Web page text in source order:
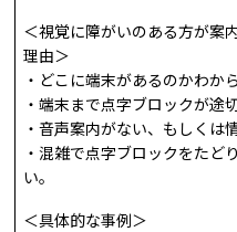
＜視覚に障がいのある方が案
理由＞
・どこに端末があるのかわか
・端末まで点字ブロックが途
・音声案内がない、もしくは
・混雑で点字ブロックをたど
い。
＜具体的な事例＞